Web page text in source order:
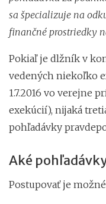
sa špecializuje na
finančné prostriedky
Pokiaľ je dlžník v
vedených niekoľko
1.7.2016 vo verejne
exekúcií), nijaká
pohľadávky
Aké
Postupovať je